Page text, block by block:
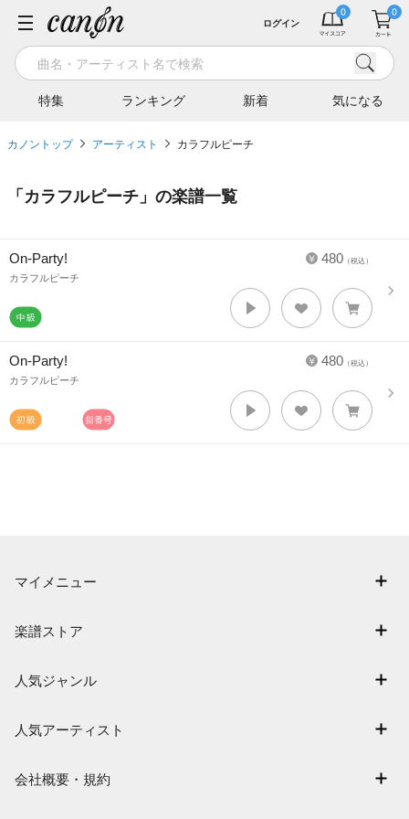
特集 ランキング 新着 気になる
ログイン
カノントップ アーティスト カラフルピーチ
「 カラフルピーチ 」の楽譜一覧
480 （税込）
On-Party!
カラフルピーチ
480 （税込）
On-Party!
カラフルピーチ
マイメニュー
退会はこちら
楽譜ストア
難易度別に探す
まもなく配信
人気ジャンル
保育
人気アーティスト
会社概要・規約